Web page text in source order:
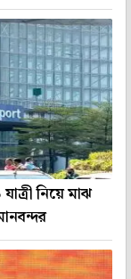
নিয়ে মাঝ